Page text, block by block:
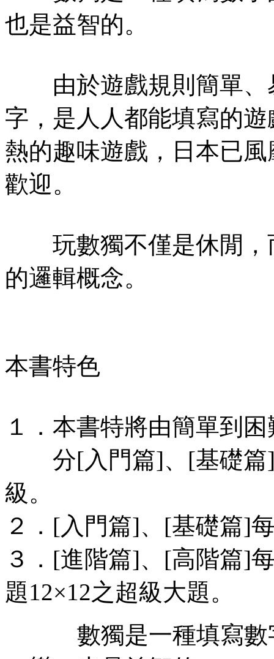
也是益智的。
由於遊戲規則簡單、
字，是人人都能填寫的
熱的趣味遊戲，日本已
歡迎。
玩數獨不僅是休閒，
的邏輯概念。
本書特色
１．本書特將由簡單到
分[入門篇]、[基礎篇]
級。
２．[入門篇]、[基礎篇]
３．[進階篇]、[高階篇]
題12×12之超級大題。
數獨是一種填寫數